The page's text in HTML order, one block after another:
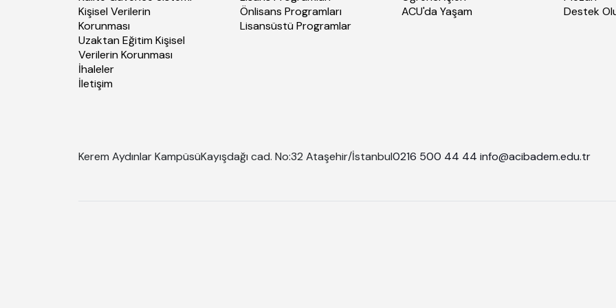
Kişisel Verilerin
Korunması
Uzaktan Eğitim Kişisel
Verilerin Korunması
İhaleler
İletişim
Önlisans Programları
Lisansüstü Programlar
ACU'da Yaşam
Destek
Kerem Aydınlar KampüsüKayışdağı cad. No:32 Ataşehir/İstanbul0216 500 44 44 info@acibadem.edu.tr